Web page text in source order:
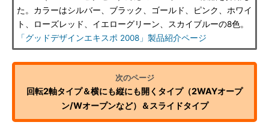
た。カラーはシルバー、ブラック、ゴールド、ピンク、ホワイ
ト、ローズレッド、イエローグリーン、スカイブルーの8色。
「グッドデザインエキスポ 2008」製品紹介ページ
回転2軸タイプ＆横にも縦にも開くタイプ（2WAYオープ
ン/Wオープンなど）＆スライドタイプ